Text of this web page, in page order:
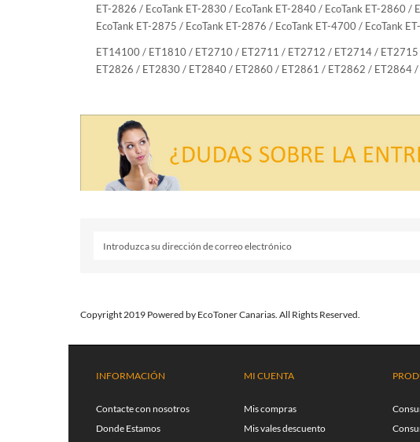
ET-2826 / EcoTank ET-2830 / EcoTank ET-2840 / EcoTank ET-2860
EcoTank ET-2875 / EcoTank ET-2876 / EcoTank ET-4700 / EcoTank
ET14100 / ET1810 / ET2710 / ET2711 / ET2712 / ET2714 /
ET2826 / ET2830 / ET2840 / ET2860 / ET2861 / ET2862 /
Copyright 2019 Powered by EcoToner Canarias. All Rights Reserved.
INFORMACIÓN
Contacte con nosotros
Donde Estamos
MI CUENTA
Mis compras
Mis vales descuento